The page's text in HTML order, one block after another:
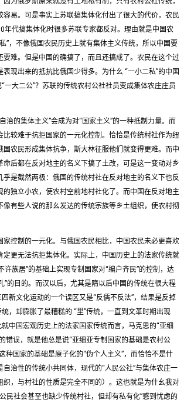
容易。可是事实上苏联搞集体化付出了很大的代价，农民
年代搞集体化时很多苏联专家都反对。理由就是中国农
”，不像俄国农民历史上就有集体主义传统，所以中国要
要难。但是中国的确搞了，而且还搞成了。农民在这个过
现出来的抵抗比俄国少得多。为什幺 “一小二私”的中国
一大二公”？苏联的传统农村公社社员变成集体农庄庄员
治的集体主义”会成为对“国家主义”的一种抵制力量。而
比较难于抗拒国家的一元化控制。恰恰是传统村社作为纽
国农民形成集体抗争，斯大林征服他们就变得更难。而中
命后都在反对地主的名义下搞了土改，可是这一变动对乡
乎是截然两极：俄国的传统村社在反对地主的名义下也反
的独立小农，使农村空前地村社化了。而中国在反对地主
像有些人说的那幺发达的传统宗族等乡土组织，使农村彻
家控制的一元化。与俄国农民相比，中国农民未必更喜欢
定更无法抗拒集体化。实际上，中国历史上的法家传统就
许族居”的基础上实现专制国家对“编户齐民”的控制，达
”的目的。而汉以后，尤其是隋以后中国的传统在很大程
新文化运动的一个误区又是“反儒不反法”，结果是反掉
统，却膨胀了最糟糕的 “里”传统，一直到文革时期出现
就中国宏观历史上的法家国家传统而言，马克思的“亚细
错误，就是他总是说“亚细亚专制国家的基础是农村公
种国家的基础是原子化的“伪个人主义”，而恰恰不是什
自治性的传统小共同体，现代的“人民公社”与集体农庄一
织，与村社的性质是完全不同的）。这也就是为什幺我对
民社会甚至也缺少传统村社，但却有私有化”感到忧虑的